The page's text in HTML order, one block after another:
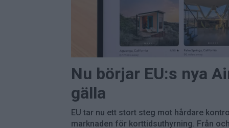
Nu börjar EU:s nya
gälla
EU tar nu ett stort steg mot hårdare
marknaden för korttidsuthyrning. Från